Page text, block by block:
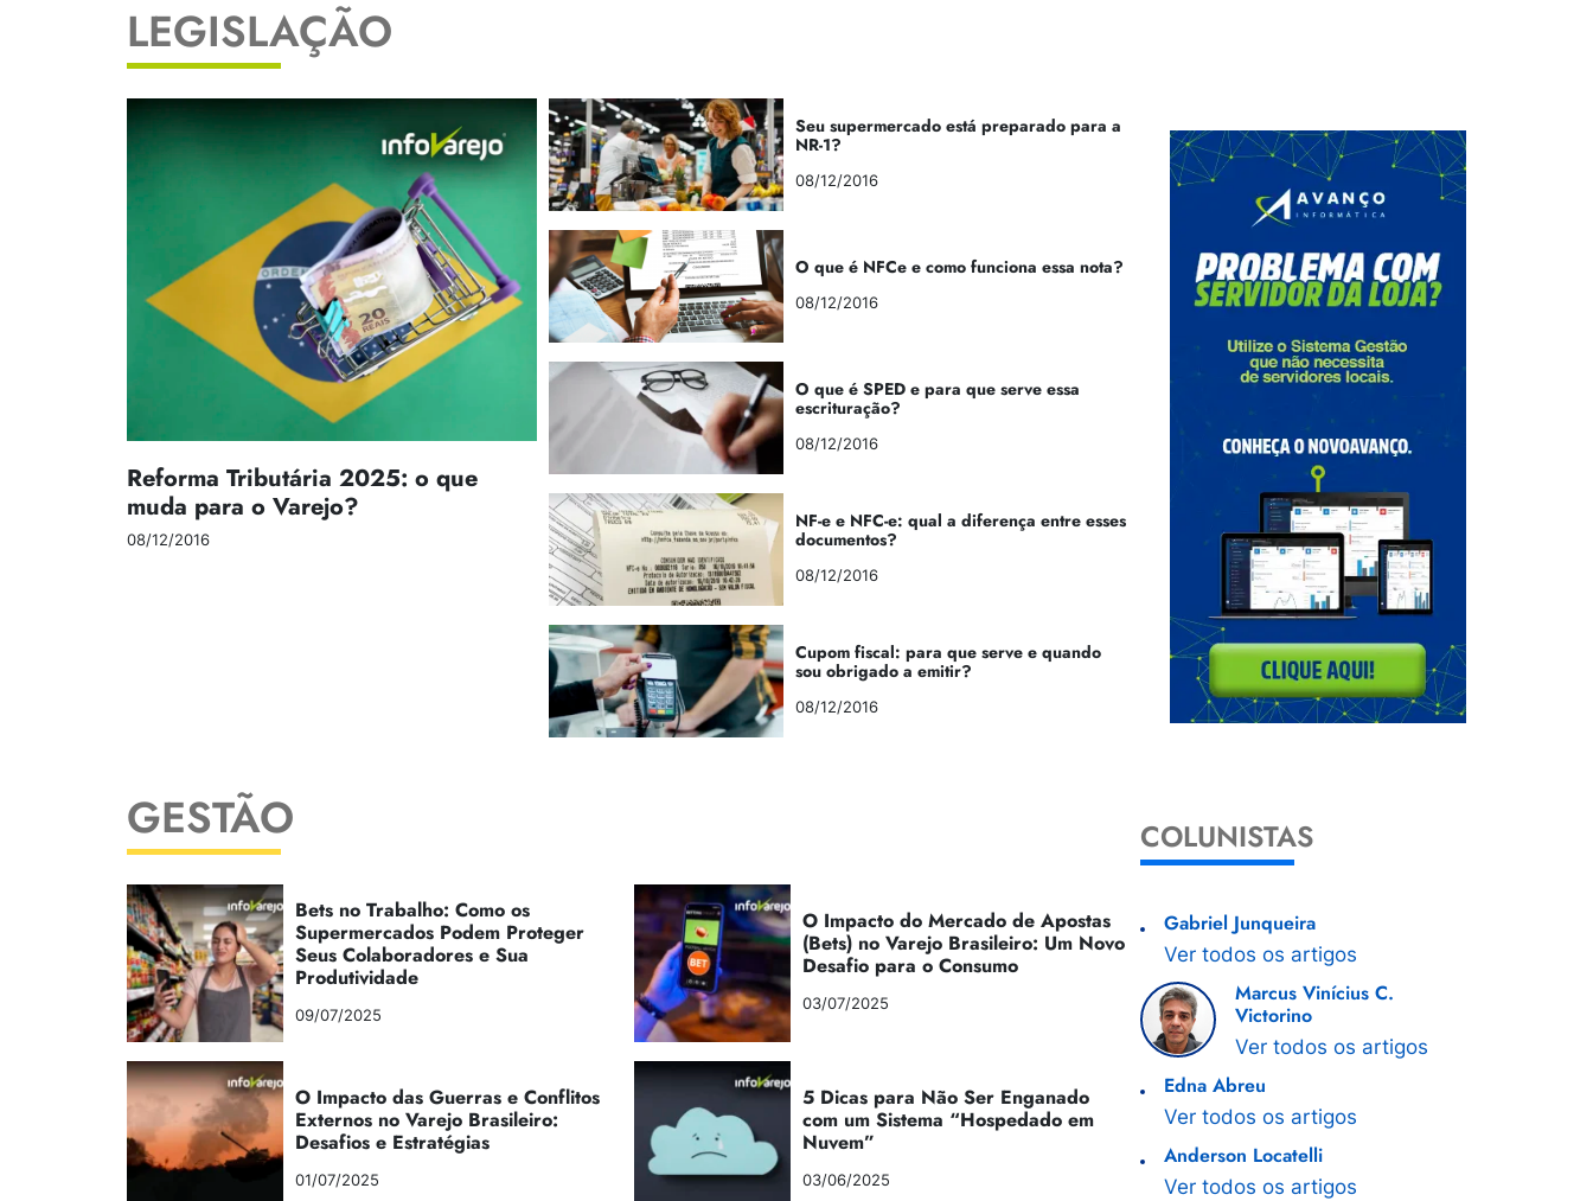
LEGISLAÇÃO
Reforma Tributária 2025: o que
muda para o Varejo?
08/12/2016
Seu supermercado está preparado para a
NR-1?
08/12/2016
O que é NFCe e como funciona essa nota?
08/12/2016
O que é SPED e para que serve essa
escrituração?
08/12/2016
NF-e e NFC-e: qual a diferença entre esses
documentos?
08/12/2016
Cupom fiscal: para que serve e quando
sou obrigado a emitir?
08/12/2016
GESTÃO
Bets no Trabalho: Como os
Supermercados Podem Proteger
Seus Colaboradores e Sua
Produtividade
09/07/2025
O Impacto do Mercado de Apostas
(Bets) no Varejo Brasileiro: Um Novo
Desafio para o Consumo
03/07/2025
O Impacto das Guerras e Conflitos
Externos no Varejo Brasileiro:
Desafios e Estratégias
01/07/2025
5 Dicas para Não Ser Enganado
com um Sistema “Hospedado em
Nuvem”
03/06/2025
COLUNISTAS
Gabriel Junqueira
Ver todos os artigos
Marcus Vinícius C.
Victorino
Ver todos os artigos
Edna Abreu
Ver todos os artigos
Anderson Locatelli
Ver todos os artigos